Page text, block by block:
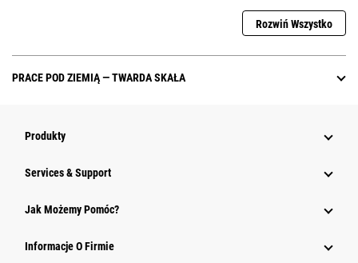
Rozwiń Wszystko
PRACE POD ZIEMIĄ — TWARDA SKAŁA
Produkty
Services & Support
Jak Możemy Pomóc?
Informacje O Firmie